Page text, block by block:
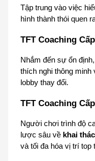
Tập trung vào việc
hình thành thói quen
TFT Coaching
Nhắm đến sự ổn
thích nghi thông
lobby thay đổi.
TFT Coaching
Người chơi trình độ
lược sâu về khai
và tối đa hóa vị trí